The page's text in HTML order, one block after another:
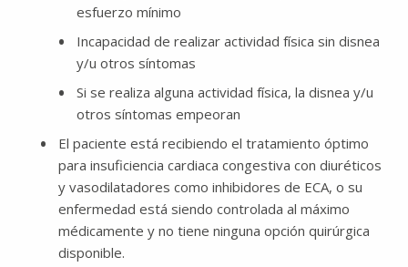
esfuerzo mínimo
Incapacidad de realizar actividad física sin disnea
y/u otros síntomas
Si se realiza alguna actividad física, la disnea y/u
otros síntomas empeoran
El paciente está recibiendo el tratamiento óptimo
para insuficiencia cardiaca congestiva con diuréticos
y vasodilatadores como inhibidores de ECA, o su
enfermedad está siendo controlada al máximo
médicamente y no tiene ninguna opción quirúrgica
disponible.